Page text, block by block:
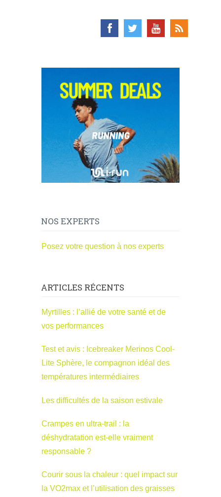
NOS EXPERTS
Posez votre question à nos experts
ARTICLES RÉCENTS
Myrtilles : l’allié de votre santé et de
vos performances
Test et avis : Icebreaker Merinos Cool-
Lite Sphère, le compagnon idéal des
températures intermédiaires
Les difficultés de la saison estivale
Crampes en ultra-trail : la
déshydratation est-elle vraiment
responsable ?
Courir sous la chaleur : quel impact sur
la VO2max et l’utilisation des graisses